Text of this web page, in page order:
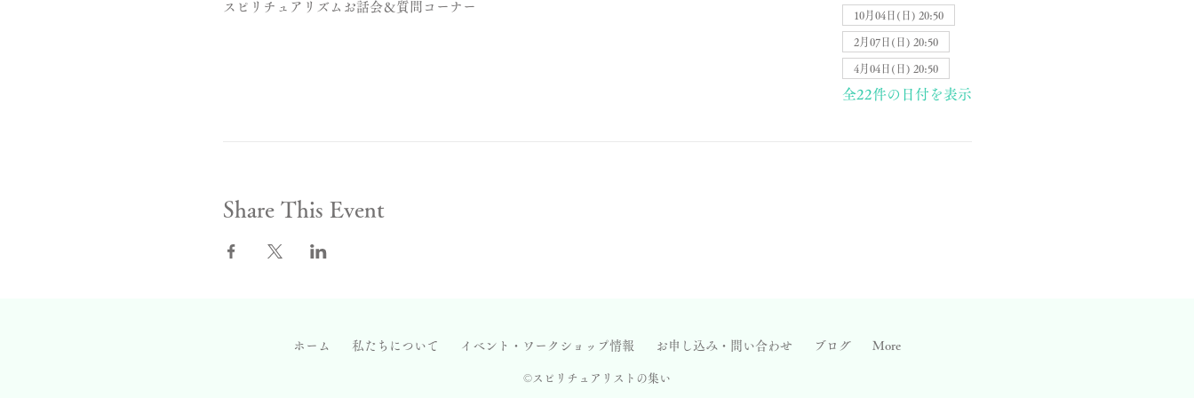
スピリチュアリズムお話会＆質問コーナー
10月04日(日) 20:50
2月07日(日) 20:50
4月04日(日) 20:50
全22件の日付を表示
Share This Event
ホーム 私たちについて イベント・ワークショップ情報 お申し込み・問い合わせ ブログ More
© スピリチュアリストの集い